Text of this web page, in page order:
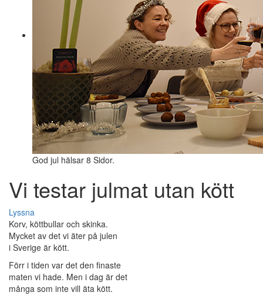
God jul hälsar 8 Sidor.
Vi testar julmat utan kött
Lyssna
Korv, köttbullar och skinka.
Mycket av det vi äter på julen
i Sverige är kött.
Förr i tiden var det den finaste
maten vi hade. Men i dag är det
många som inte vill äta kött.